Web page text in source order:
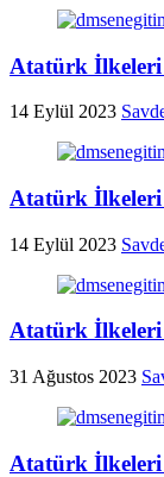
Atatürk İlkeleri
14 Eylül 2023
Atatürk İlkeleri
14 Eylül 2023
Atatürk İlkeleri
31 Ağustos 2023
Atatürk İlkeleri